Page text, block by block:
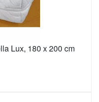
Lux, 180 x 200 cm